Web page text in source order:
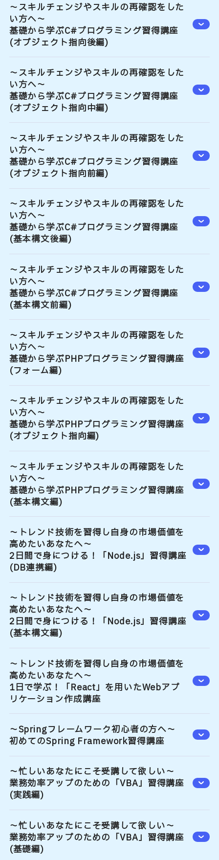
～スキルチェンジやスキルの再確認をした
い方へ～
基礎から学ぶC#プログラミング習得講座
(オブジェクト指向後編)
～スキルチェンジやスキルの再確認をした
い方へ～
基礎から学ぶC#プログラミング習得講座
(オブジェクト指向中編)
～スキルチェンジやスキルの再確認をした
い方へ～
基礎から学ぶC#プログラミング習得講座
(オブジェクト指向前編)
～スキルチェンジやスキルの再確認をした
い方へ～
基礎から学ぶC#プログラミング習得講座
(基本構文後編)
～スキルチェンジやスキルの再確認をした
い方へ～
基礎から学ぶC#プログラミング習得講座
(基本構文前編)
～スキルチェンジやスキルの再確認をした
い方へ～
基礎から学ぶPHPプログラミング習得講座
(フォーム編)
～スキルチェンジやスキルの再確認をした
い方へ～
基礎から学ぶPHPプログラミング習得講座
(オブジェクト指向編)
～スキルチェンジやスキルの再確認をした
い方へ～
基礎から学ぶPHPプログラミング習得講座
(基本構文編)
～トレンド技術を習得し自身の市場価値を
高めたいあなたへ～
2日間で身につける！「Node.js」習得講座
(DB連携編)
～トレンド技術を習得し自身の市場価値を
高めたいあなたへ～
2日間で身につける！「Node.js」習得講座
(基本構文編)
～トレンド技術を習得し自身の市場価値を
高めたいあなたへ～
1日で学ぶ！「React」を用いたWebアプ
リケーション作成講座
～Springフレームワーク初心者の方へ～
初めてのSpring Framework習得講座
～忙しいあなたにこそ受講して欲しい～
業務効率アップのための「VBA」習得講座
(実践編)​
～忙しいあなたにこそ受講して欲しい～
業務効率アップのための「VBA」習得講座
(基礎編)​